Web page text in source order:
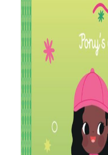
overeenstemming met ons